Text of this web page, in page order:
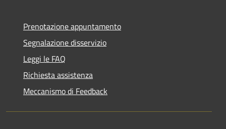
Prenotazione appuntamento
Segnalazione disservizio
Leggi le FAQ
Richiesta assistenza
Meccanismo di Feedback